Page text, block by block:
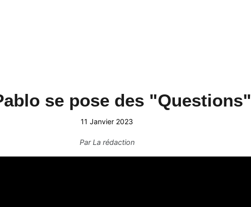
se pose des "Questions"
11 Janvier 2023
ParLa rédaction